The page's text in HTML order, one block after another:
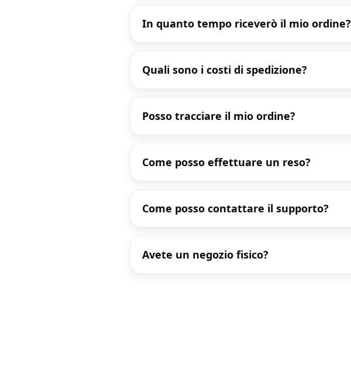
In quanto tempo riceverò il mio ordine?
Quali sono i costi di spedizione?
Posso tracciare il mio ordine?
Come posso effettuare un reso?
Come posso contattare il supporto?
Avete un negozio fisico?